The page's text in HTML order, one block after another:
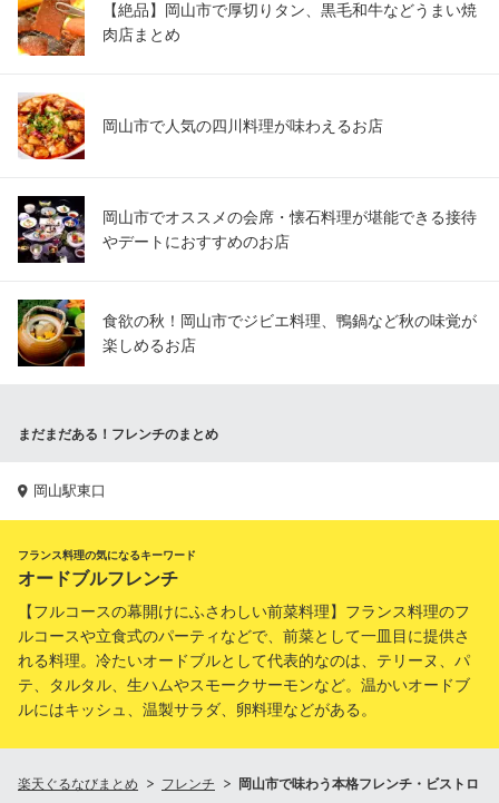
【絶品】岡山市で厚切りタン、黒毛和牛などうまい焼
肉店まとめ
岡山市で人気の四川料理が味わえるお店
岡山市でオススメの会席・懐石料理が堪能できる接待
やデートにおすすめのお店
食欲の秋！岡山市でジビエ料理、鴨鍋など秋の味覚が
楽しめるお店
まだまだある！フレンチのまとめ
岡山駅東口
フランス料理の気になるキーワード
オードブルフレンチ
【フルコースの幕開けにふさわしい前菜料理】フランス料理のフ
ルコースや立食式のパーティなどで、前菜として一皿目に提供さ
れる料理。冷たいオードブルとして代表的なのは、テリーヌ、パ
テ、タルタル、生ハムやスモークサーモンなど。温かいオードブ
ルにはキッシュ、温製サラダ、卵料理などがある。
楽天ぐるなびまとめ フレンチ 岡山市で味わう本格フレンチ・ビストロ